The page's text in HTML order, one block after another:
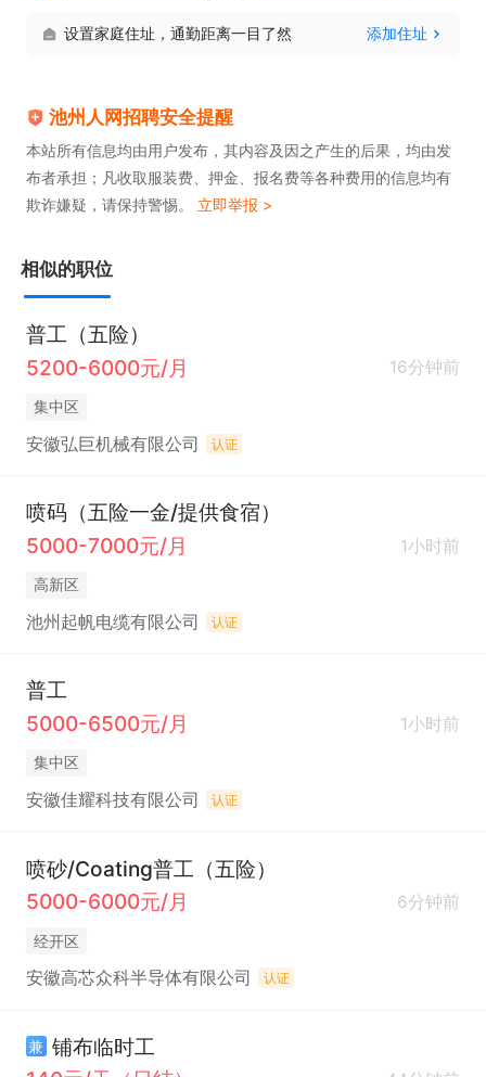
设置家庭住址，通勤距离一目了然 添加住址
池州人网招聘安全提醒
本站所有信息均由用户发布，其内容及因之产生的后果，均由发
布者承担；凡收取服装费、押金、报名费等各种费用的信息均有
欺诈嫌疑，请保持警惕。 立即举报 >
相似的职位
普工（五险）
5200-6000元/月
16分钟前
集中区
安徽弘巨机械有限公司 认证
喷码（五险一金/提供食宿）
5000-7000元/月
1小时前
高新区
池州起帆电缆有限公司 认证
普工
5000-6500元/月
1小时前
集中区
安徽佳耀科技有限公司 认证
喷砂/Coating普工（五险）
5000-6000元/月
6分钟前
经开区
安徽高芯众科半导体有限公司 认证
兼 铺布临时工